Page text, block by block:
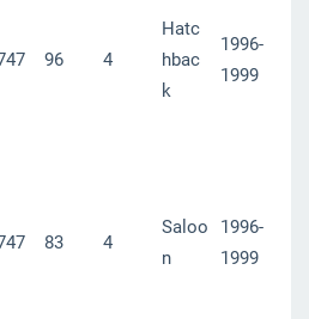
96 4
Hatc
hbac
k
1996-
1999
83 4
Saloo
n
1996-
1999